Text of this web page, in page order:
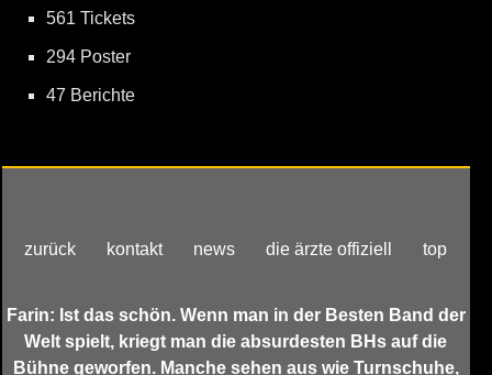
561 Tickets
294 Poster
47 Berichte
zurück kontakt news die ärzte offiziell top
Farin: Ist das schön. Wenn man in der Besten Band der
Welt spielt, kriegt man die absurdesten BHs auf die
Bühne geworfen. Manche sehen aus wie Turnschuhe,